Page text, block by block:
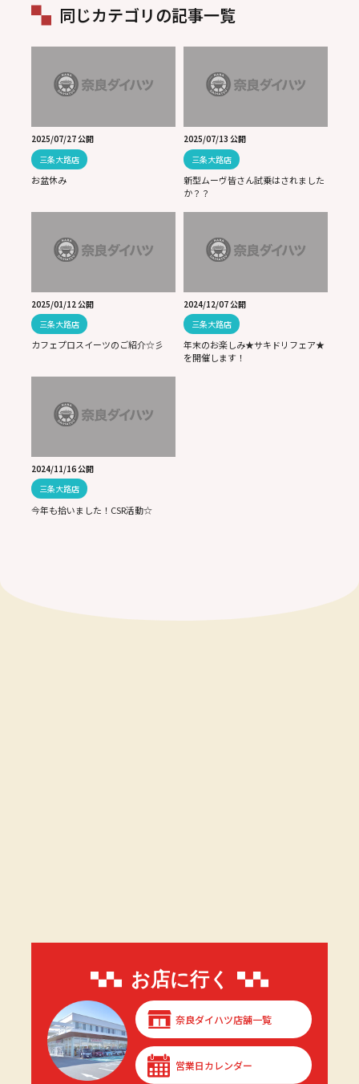
同じカテゴリの記事一覧
2025/07/27 公開
三条大路店
お盆休み
2025/07/13 公開
三条大路店
新型ムーヴ皆さん試乗はされました
か？？
2025/01/12 公開
三条大路店
カフェプロスイーツのご紹介☆彡
2024/12/07 公開
三条大路店
年末のお楽しみ★サキドリフェア★
を開催します！
2024/11/16 公開
三条大路店
今年も拾いました！CSR活動☆
お店に行く
奈良ダイハツ店舗一覧
営業日カレンダー